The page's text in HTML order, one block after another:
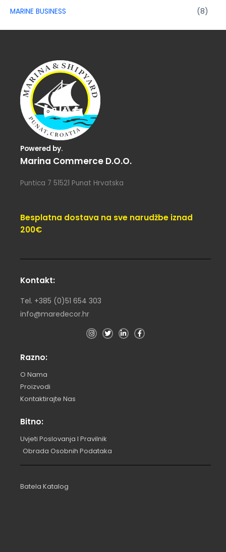
MARINE BUSINESS
(8)
Powered by.
Marina Commerce D.o.o.
Puntica 7 51521 Punat Hrvatska
Besplatna dostava na sve narudžbe iznad
200€
Kontakt:
Tel. +385 (0)51 654 303
info@maredecor.hr
Razno:
O Nama
Proizvodi
Kontaktirajte Nas
Bitno:
Uvjeti Poslovanja I Pravilnik
Obrada Osobnih Podataka
Batela Katalog